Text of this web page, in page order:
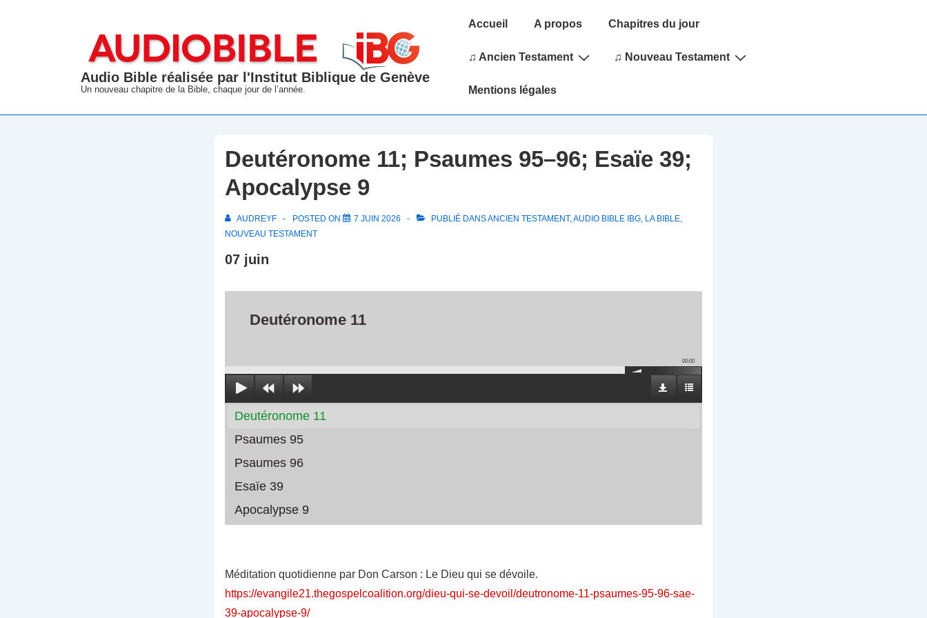
Audio Bible réalisée par l'Institut Biblique de Genève
Un nouveau chapitre de la Bible, chaque jour de l’année.
Main
Accueil A propos Chapitres du jour
♫ Ancien Testament ♫ Nouveau Testament
Mentions légales
Deutéronome 11; Psaumes 95–96; Esaïe 39;
Apocalypse 9
AUDREYF POSTED ON 7 JUIN 2026 PUBLIÉ DANSANCIEN TESTAMENT,AUDIO BIBLE IBG, LA BIBLE,
NOUVEAU TESTAMENT
07 juin
Deutéronome 11
00:00
Deutéronome 11
Psaumes 95
Psaumes 96
Esaïe 39
Apocalypse 9
Méditation quotidienne par Don Carson : Le Dieu qui se dévoile.
https://evangile21.thegospelcoalition.org/dieu-qui-se-devoil/deutronome-11-psaumes-95-96-sae-
39-apocalypse-9/